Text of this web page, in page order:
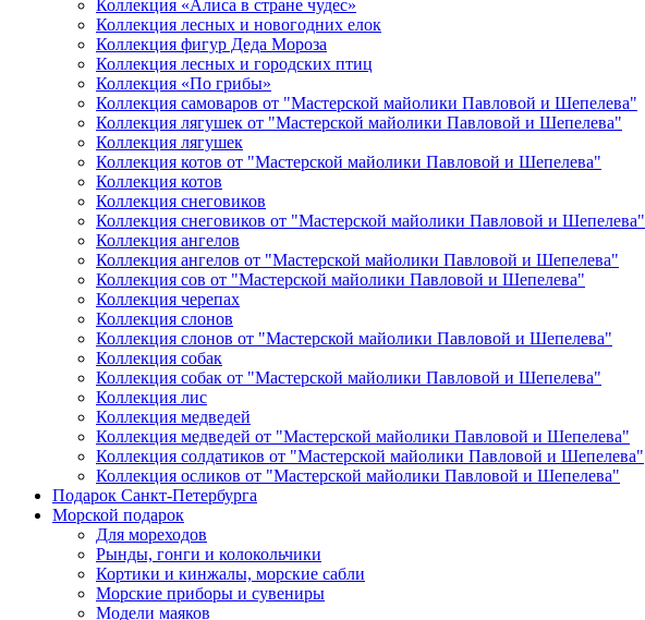
Коллекция «Алиса в стране чудес»
Коллекция лесных и новогодних елок
Коллекция фигур Деда Мороза
Коллекция лесных и городских птиц
Коллекция «По грибы»
Коллекция самоваров от "Мастерской майолики Павловой и Шепелева"
Коллекция лягушек от "Мастерской майолики Павловой и Шепелева"
Коллекция лягушек
Коллекция котов от "Мастерской майолики Павловой и Шепелева"
Коллекция котов
Коллекция снеговиков
Коллекция снеговиков от "Мастерской майолики Павловой и Шепелева"
Коллекция ангелов
Коллекция ангелов от "Мастерской майолики Павловой и Шепелева"
Коллекция сов от "Мастерской майолики Павловой и Шепелева"
Коллекция черепах
Коллекция слонов
Коллекция слонов от "Мастерской майолики Павловой и Шепелева"
Коллекция собак
Коллекция собак от "Мастерской майолики Павловой и Шепелева"
Коллекция лис
Коллекция медведей
Коллекция медведей от "Мастерской майолики Павловой и Шепелева"
Коллекция солдатиков от "Мастерской майолики Павловой и Шепелева"
Коллекция осликов от "Мастерской майолики Павловой и Шепелева"
Подарок Санкт-Петербурга
Морской подарок
Для мореходов
Рынды, гонги и колокольчики
Кортики и кинжалы, морские сабли
Морские приборы и сувениры
Модели маяков